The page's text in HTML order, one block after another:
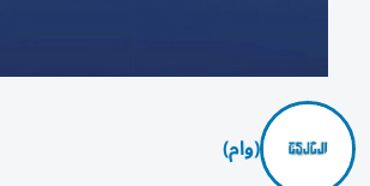
(وام)